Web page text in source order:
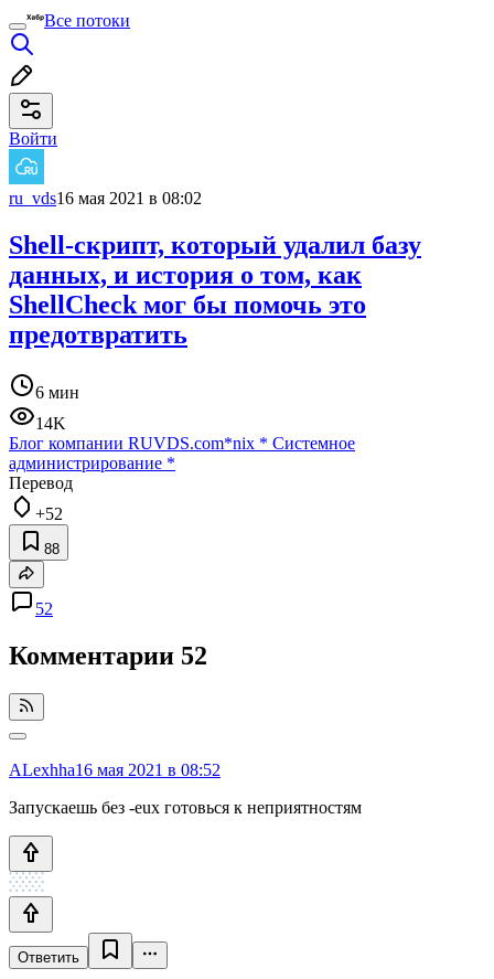
Все потоки
Войти
ru_vds16 мая 2021 в 08:02
Shell-скрипт, который удалил базу
данных, и история о том, как
ShellCheck мог бы помочь это
предотвратить
6 мин
14K
Блог компании RUVDS.com*nix * Системное
администрирование *
Перевод
+52
88
52
Комментарии 52
ALexhha16 мая 2021 в 08:52
Запускаешь без -eux готовься к неприятностям
Ответить